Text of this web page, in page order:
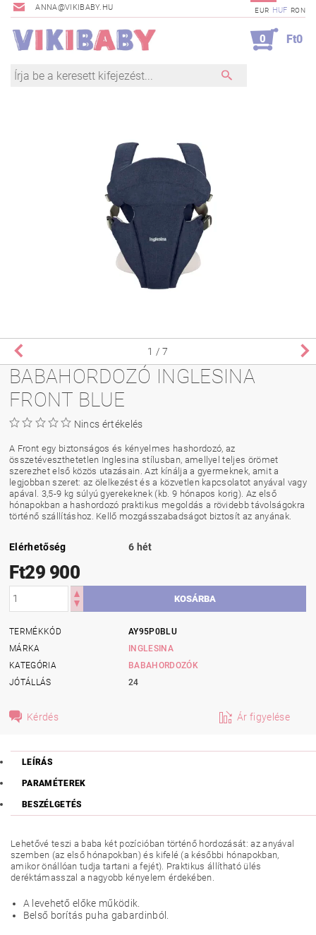
ANNA@VIKIBABY.HU EUR HUF RON
0 Ft0
1 / 7
BABAHORDOZÓ INGLESINA
FRONT BLUE
Nincs értékelés
A Front egy biztonságos és kényelmes hashordozó, az
összetéveszthetetlen Inglesina stílusban, amellyel teljes örömet
szerezhet első közös utazásain. Azt kínálja a gyermeknek, amit a
legjobban szeret: az ölelkezést és a közvetlen kapcsolatot anyával vagy
apával. 3,5-9 kg súlyú gyerekeknek (kb. 9 hónapos korig). Az első
hónapokban a hashordozó praktikus megoldás a rövidebb távolságokra
történő szállításhoz. Kellő mozgásszabadságot biztosít az anyának.
Elérhetőség 6 hét
Ft29 900
TERMÉKKÓD
AY95P0BLU
MÁRKA
INGLESINA
KATEGÓRIA
BABAHORDOZÓK
JÓTÁLLÁS
24
Kérdés Ár figyelése
LEÍRÁS
PARAMÉTEREK
BESZÉLGETÉS
Lehetővé teszi a baba két pozícióban történő hordozását: az anyával
szemben (az első hónapokban) és kifelé (a későbbi hónapokban,
amikor önállóan tudja tartani a fejét). Praktikus állítható ülés
deréktámasszal a nagyobb kényelem érdekében.
A levehető előke működik.
Belső borítás puha gabardinból.